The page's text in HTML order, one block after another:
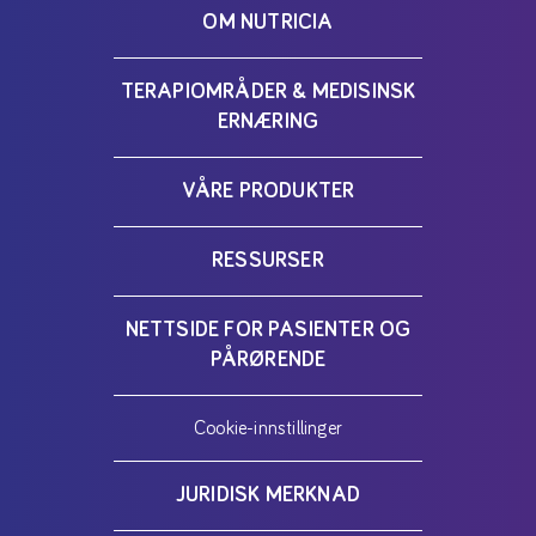
OM NUTRICIA
TERAPIOMRÅDER & MEDISINSK
ERNÆRING
VÅRE PRODUKTER
RESSURSER
NETTSIDE FOR PASIENTER OG
PÅRØRENDE
Cookie-innstillinger
JURIDISK MERKNAD